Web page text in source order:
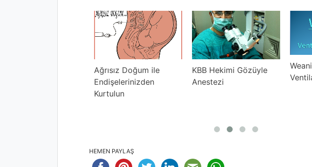
Ağrısız Doğum ile
Endişelerinizden
Kurtulun
KBB Hekimi Gözüyle
Anestezi
HEMEN PAYLAŞ